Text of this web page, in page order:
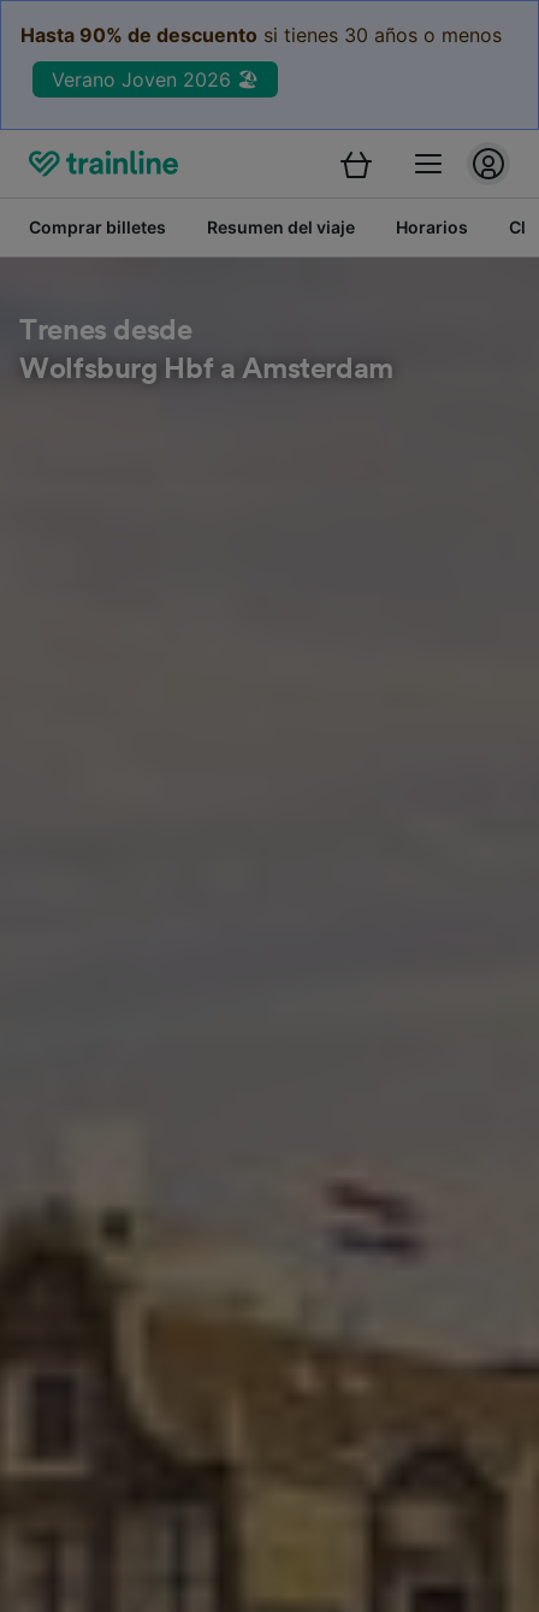
Hasta 90% de descuento si tienes 30 años o menos
Verano Joven 2026 🏖️
Comprar billetes Resumen del viaje Horarios
Trenes desde
Wolfsburg Hbf a Amsterdam